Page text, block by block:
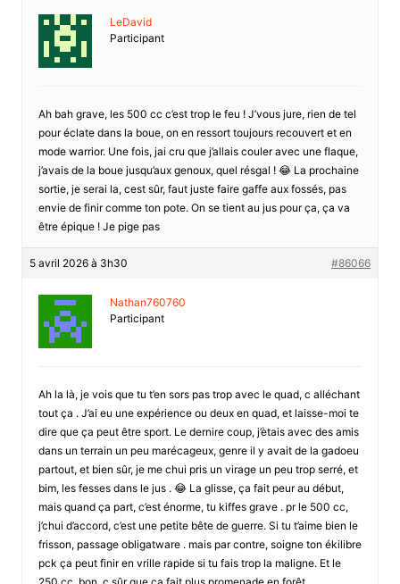
LeDavid
Participant
Ah bah grave, les 500 cc c’est trop le feu ! J’vous jure, rien de tel
pour éclate dans la boue, on en ressort toujours recouvert et en
mode warrior. Une fois, jai cru que j’allais couler avec une flaque,
j’avais de la boue jusqu’aux genoux, quel résgal ! 😂 La prochaine
sortie, je serai la, cest sûr, faut juste faire gaffe aux fossés, pas
envie de finir comme ton pote. On se tient au jus pour ça, ça va
être épique ! Je pige pas
5 avril 2026 à 3h30 #86066
Nathan760760
Participant
Ah la là, je vois que tu t’en sors pas trop avec le quad, c alléchant
tout ça . J’ai eu une expérience ou deux en quad, et laisse-moi te
dire que ça peut être sport. Le dernire coup, j’ètais avec des amis
dans un terrain un peu marécageux, genre il y avait de la gadoeu
partout, et bien sûr, je me chui pris un virage un peu trop serré, et
bim, les fesses dans le jus . 😂 La glisse, ça fait peur au début,
mais quand ça part, c’est énorme, tu kiffes grave . pr le 500 cc,
j’chui d’accord, c’est une petite bête de guerre. Si tu t’aime bien le
frisson, passage obligatware . mais par contre, soigne ton ékilibre
pck ça peut finir en vrille rapide si tu fais trop la maligne. Et le